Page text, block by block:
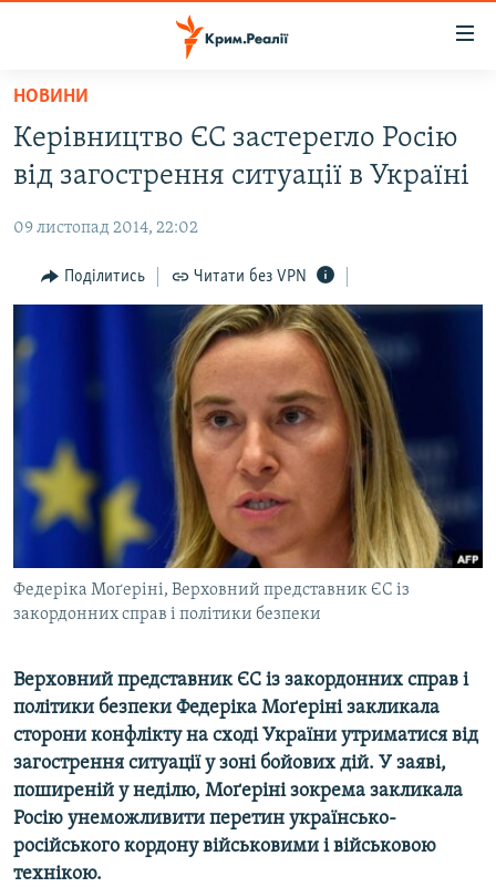
Перейти
основного
матеріалу
до
навігації
Перейти
до
пошуку
ВОДА.КРИМ
ВІДЕО ТА ФОТО
ПОЛІТИКА
БЛОГИ
ІНТЕРВ'Ю
СПЕЦПРОЕКТИ
ДЕПОРТАЦІЯ
ВІДЕОУРОКИ «ELIFBE»
СВІДЧЕННЯ ОКУПАЦІЇ
УКРАЇНСЬКА ПРОБЛЕМА КРИМУ
ЯК ОБІЙТИ БЛОКУВАННЯ
Русский
Qırımtatar
Усі сайти RFE/RL
НОВИНИ
Керівництво ЄС застерегло Росію
від загострення ситуації в Україні
09 листопад 2014, 22:02
Поділитись Читати без VPN
Федеріка Моґеріні, Верховний представник ЄС із
закордонних справ і політики безпеки
Верховний представник ЄС із закордонних справ і
політики безпеки Федеріка Моґеріні закликала
сторони конфлікту на сході України утриматися від
загострення ситуації у зоні бойових дій. У заяві,
поширеній у неділю, Моґеріні зокрема закликала
Росію унеможливити перетин українсько-
російського кордону військовими і військовою
технікою.